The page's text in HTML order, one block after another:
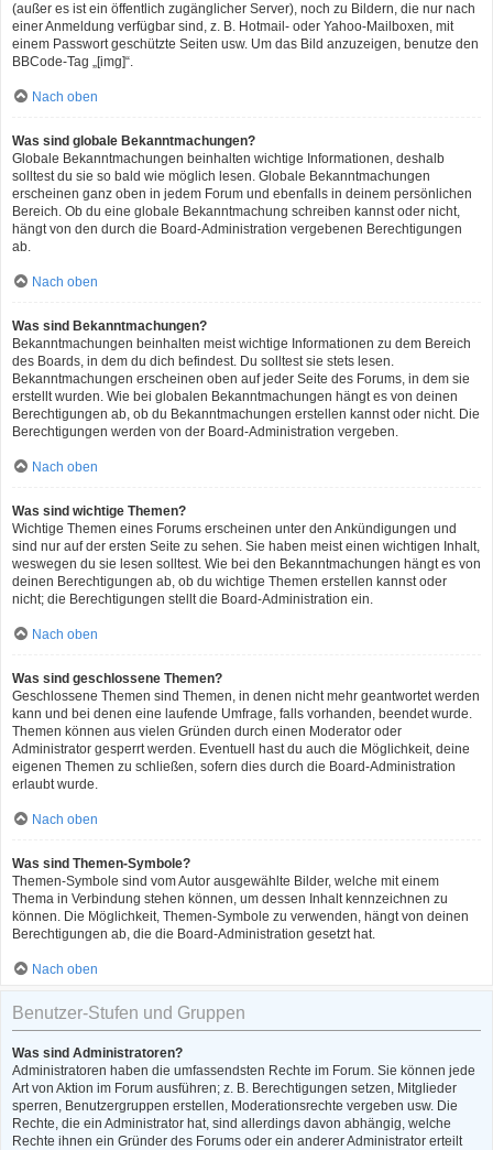
(außer es ist ein öffentlich zugänglicher Server), noch zu Bildern, die nur nach
einer Anmeldung verfügbar sind, z. B. Hotmail- oder Yahoo-Mailboxen, mit
einem Passwort geschützte Seiten usw. Um das Bild anzuzeigen, benutze den
BBCode-Tag „[img]“.
Nach oben
Was sind globale Bekanntmachungen?
Globale Bekanntmachungen beinhalten wichtige Informationen, deshalb
solltest du sie so bald wie möglich lesen. Globale Bekanntmachungen
erscheinen ganz oben in jedem Forum und ebenfalls in deinem persönlichen
Bereich. Ob du eine globale Bekanntmachung schreiben kannst oder nicht,
hängt von den durch die Board-Administration vergebenen Berechtigungen
ab.
Nach oben
Was sind Bekanntmachungen?
Bekanntmachungen beinhalten meist wichtige Informationen zu dem Bereich
des Boards, in dem du dich befindest. Du solltest sie stets lesen.
Bekanntmachungen erscheinen oben auf jeder Seite des Forums, in dem sie
erstellt wurden. Wie bei globalen Bekanntmachungen hängt es von deinen
Berechtigungen ab, ob du Bekanntmachungen erstellen kannst oder nicht. Die
Berechtigungen werden von der Board-Administration vergeben.
Nach oben
Was sind wichtige Themen?
Wichtige Themen eines Forums erscheinen unter den Ankündigungen und
sind nur auf der ersten Seite zu sehen. Sie haben meist einen wichtigen Inhalt,
weswegen du sie lesen solltest. Wie bei den Bekanntmachungen hängt es von
deinen Berechtigungen ab, ob du wichtige Themen erstellen kannst oder
nicht; die Berechtigungen stellt die Board-Administration ein.
Nach oben
Was sind geschlossene Themen?
Geschlossene Themen sind Themen, in denen nicht mehr geantwortet werden
kann und bei denen eine laufende Umfrage, falls vorhanden, beendet wurde.
Themen können aus vielen Gründen durch einen Moderator oder
Administrator gesperrt werden. Eventuell hast du auch die Möglichkeit, deine
eigenen Themen zu schließen, sofern dies durch die Board-Administration
erlaubt wurde.
Nach oben
Was sind Themen-Symbole?
Themen-Symbole sind vom Autor ausgewählte Bilder, welche mit einem
Thema in Verbindung stehen können, um dessen Inhalt kennzeichnen zu
können. Die Möglichkeit, Themen-Symbole zu verwenden, hängt von deinen
Berechtigungen ab, die die Board-Administration gesetzt hat.
Nach oben
Benutzer-Stufen und Gruppen
Was sind Administratoren?
Administratoren haben die umfassendsten Rechte im Forum. Sie können jede
Art von Aktion im Forum ausführen; z. B. Berechtigungen setzen, Mitglieder
sperren, Benutzergruppen erstellen, Moderationsrechte vergeben usw. Die
Rechte, die ein Administrator hat, sind allerdings davon abhängig, welche
Rechte ihnen ein Gründer des Forums oder ein anderer Administrator erteilt